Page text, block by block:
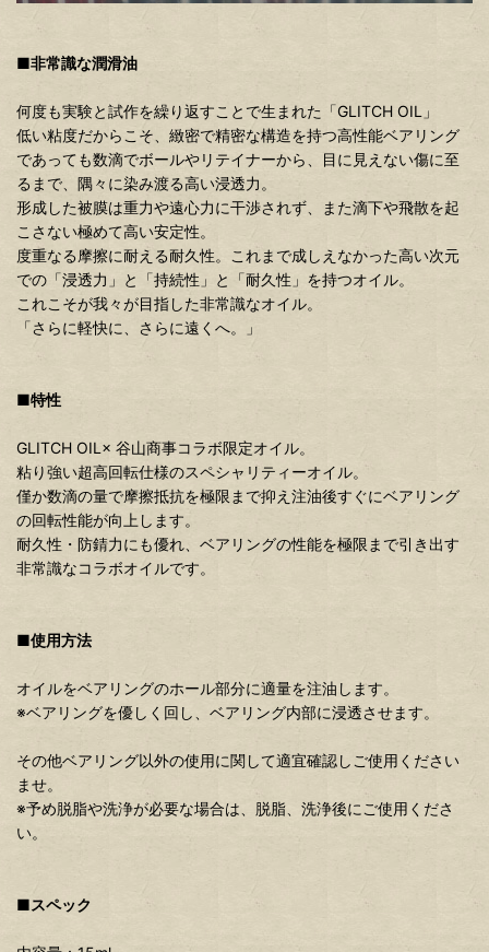
■非常識な潤滑油
何度も実験と試作を繰り返すことで生まれた「GLITCH OIL」
低い粘度だからこそ、緻密で精密な構造を持つ高性能ベアリング
であっても数滴でボールやリテイナーから、目に見えない傷に至
るまで、隅々に染み渡る高い浸透力。
形成した被膜は重力や遠心力に干渉されず、また滴下や飛散を起
こさない極めて高い安定性。
度重なる摩擦に耐える耐久性。これまで成しえなかった高い次元
での「浸透力」と「持続性」と「耐久性」を持つオイル。
これこそが我々が目指した非常識なオイル。
「さらに軽快に、さらに遠くへ。」
■特性
GLITCH OIL× 谷山商事コラボ限定オイル。
粘り強い超高回転仕様のスペシャリティーオイル。
僅か数滴の量で摩擦抵抗を極限まで抑え注油後すぐにベアリング
の回転性能が向上します。
耐久性・防錆力にも優れ、ベアリングの性能を極限まで引き出す
非常識なコラボオイルです。
■使用方法
オイルをベアリングのホール部分に適量を注油します。
※ベアリングを優しく回し、ベアリング内部に浸透させます。
その他ベアリング以外の使用に関して適宜確認しご使用ください
ませ。
※予め脱脂や洗浄が必要な場合は、脱脂、洗浄後にご使用くださ
い。
■スペック